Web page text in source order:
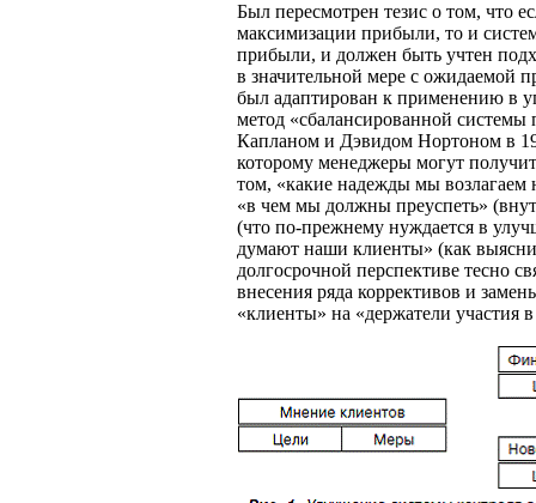
Был пересмотрен тезис о том, что
максимизации прибыли, то и
прибыли, и должен быть учтен
в значительной мере с ожидаемой
был адаптирован к применению в
метод «сбалансированной системы
Капланом и Дэвидом Нортоном в
которому менеджеры могут
том, «какие надежды мы
«в чем мы должны преуспеть»
(что по-прежнему нуждается в
думают наши клиенты» (как
долгосрочной перспективе тесно
внесения ряда коррективов и
«клиенты» на «держатели участия